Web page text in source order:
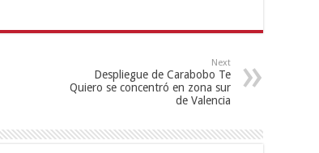
Next
Despliegue de Carabobo Te
Quiero se concentró en zona sur
de Valencia